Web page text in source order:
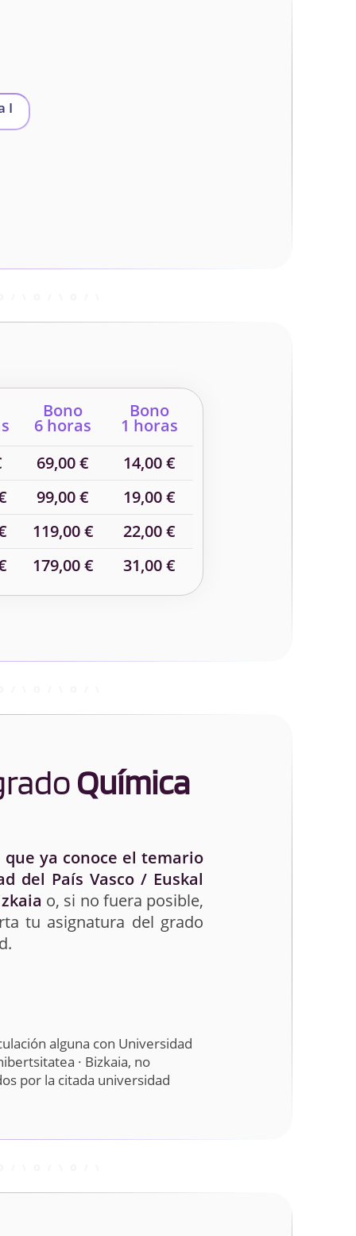
I
Bono
6 horas
Bono
1 horas
69,00 €
14,00 €
99,00 €
19,00 €
119,00 €
22,00 €
179,00 € 31,00 €
Química
ya conoce el temario
del País Vasco / Euskal
o, si no fuera posible,
tu asignatura del grado
alguna con Universidad
· Bizkaia, no
por la citada universidad